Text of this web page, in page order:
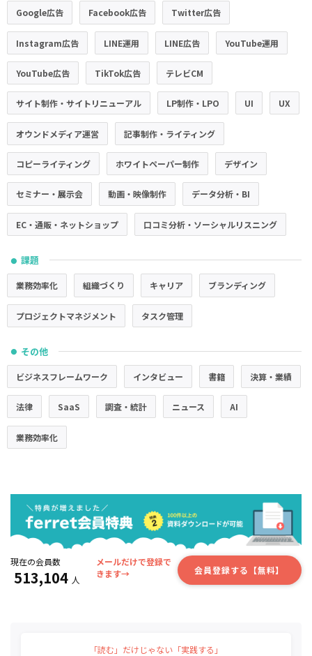
Google広告 Facebook広告 Twitter広告
Instagram広告 LINE運用 LINE広告 YouTube運用
YouTube広告 TikTok広告 テレビCM
サイト制作・サイトリニューアル LP制作・LPO UI UX
オウンドメディア運営 記事制作・ライティング
コピーライティング ホワイトペーパー制作 デザイン
セミナー・展示会 動画・映像制作 データ分析・BI
EC・通販・ネットショップ 口コミ分析・ソーシャルリスニング
● 課題
業務効率化 組織づくり キャリア ブランディング
プロジェクトマネジメント タスク管理
● その他
ビジネスフレームワーク インタビュー 書籍 決算・業績
法律 SaaS 調査・統計 ニュース AI
業務効率化
現在の会員数
513,104 人
メールだけで登録で
きます→
会員登録する【無料】
「読む」だけじゃない「実践する」